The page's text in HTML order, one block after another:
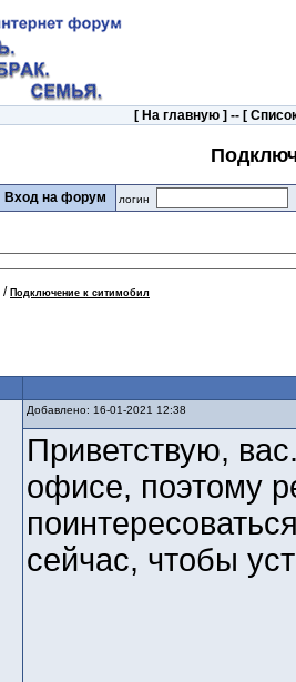
[ На главную] -- [
Вход на форум логин
/ Подключение к ситимобил
Добавлено: 16-01-2021 12:38
Приветствую,
офисе, поэтому
сейчас, чтобы